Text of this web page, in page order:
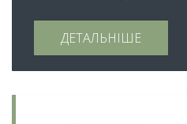
ДЕТАЛЬНІШЕ